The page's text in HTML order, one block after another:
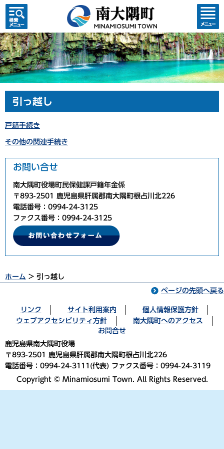
検索・
共通メ
ニュー
コンテ
ンツメ
ニュー
引っ越し
戸籍手続き
その他の関連手続き
お問い合せ
南大隅町役場町民保健課戸籍年金係
〒893-2501 鹿児島県肝属郡南大隅町根占川北226
電話番号：0994-24-3125
ファクス番号：0994-24-3125
ホーム > 引っ越し
ページの先頭へ戻る
リンク サイト利用案内
個人情報保護方針
ウェブアクセシビリティ方針
南大隅町へのアクセス
お問合せ
鹿児島県南大隅町役場
〒893-2501 鹿児島県肝属郡南大隅町根占川北226
電話番号：0994-24-3111(代表) ファクス番号：0994-24-3119
Copyright © Minamiosumi Town. All Rights Reserved.